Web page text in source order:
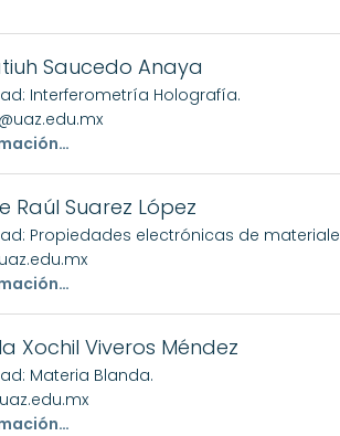
Saucedo Anaya
Interferometría Holografía.
Raúl Suarez López
Propiedades electrónicas de
Xochil Viveros Méndez
Materia Blanda.